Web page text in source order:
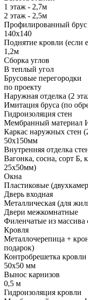
1 этаж - 2,7м
2 этаж - 2,5м
Профилированный брус
140х140
Поднятие кровли (если
1,2м
Сборка углов
В теплый угол
Брусовые перегородки
по проекту
Наружная отделка (2
Имитация бруса (по
Гидроизоляция стен
Мембранный материал
Каркас наружных стен
50х150мм
Внутренняя отделка
Вагонка, сосна, сорт Б,
25х50мм)
Окна
Пластиковые
Дверь входная
Металлическая (для
Двери межкомнатные
Филенчатые из массива
Кровля
Металлочерепица +
подарок)
Контробрешетка кровли
50х50 мм
Вынос карнизов
0,5 м
Гидроизоляция кровли